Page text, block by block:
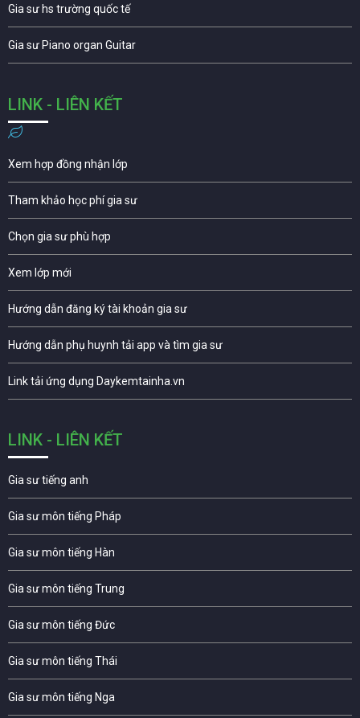
Gia sư hs trường quốc tế
Gia sư Piano organ Guitar
LINK - LIÊN KẾT
Xem hợp đồng nhận lớp
Tham khảo học phí gia sư
Chọn gia sư phù hợp
Xem lớp mới
Hướng dẫn đăng ký tài khoản gia sư
Hướng dẫn phụ huynh tải app và tìm gia sư
Link tải ứng dụng Daykemtainha.vn
LINK - LIÊN KẾT
Gia sư tiếng anh
Gia sư môn tiếng Pháp
Gia sư môn tiếng Hàn
Gia sư môn tiếng Trung
Gia sư môn tiếng Đức
Gia sư môn tiếng Thái
Gia sư môn tiếng Nga